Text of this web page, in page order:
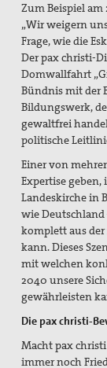
Zum Beispiel am
„Wir weigern
Frage, wie die
Der pax christi-
Domwallfahrt
Bündnis mit der
Bildungswerk,
gewaltfrei
politische
Einer von
Expertise geben,
Landeskirche in
wie
komplett aus
kann. Dieses
mit welchen
2040 unsere
gewährleisten
Die pax christi-
Macht pax
immer noch